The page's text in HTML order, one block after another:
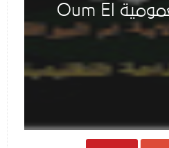
اعلانات التوظيف لولاية ام البواقي بالمؤسسات العمومية Oum El